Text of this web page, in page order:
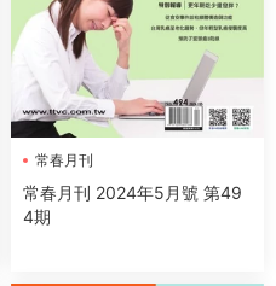
常春月刊
常春月刊 2024年5月號 第49
4期